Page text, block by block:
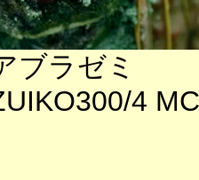
ブラゼミ
4